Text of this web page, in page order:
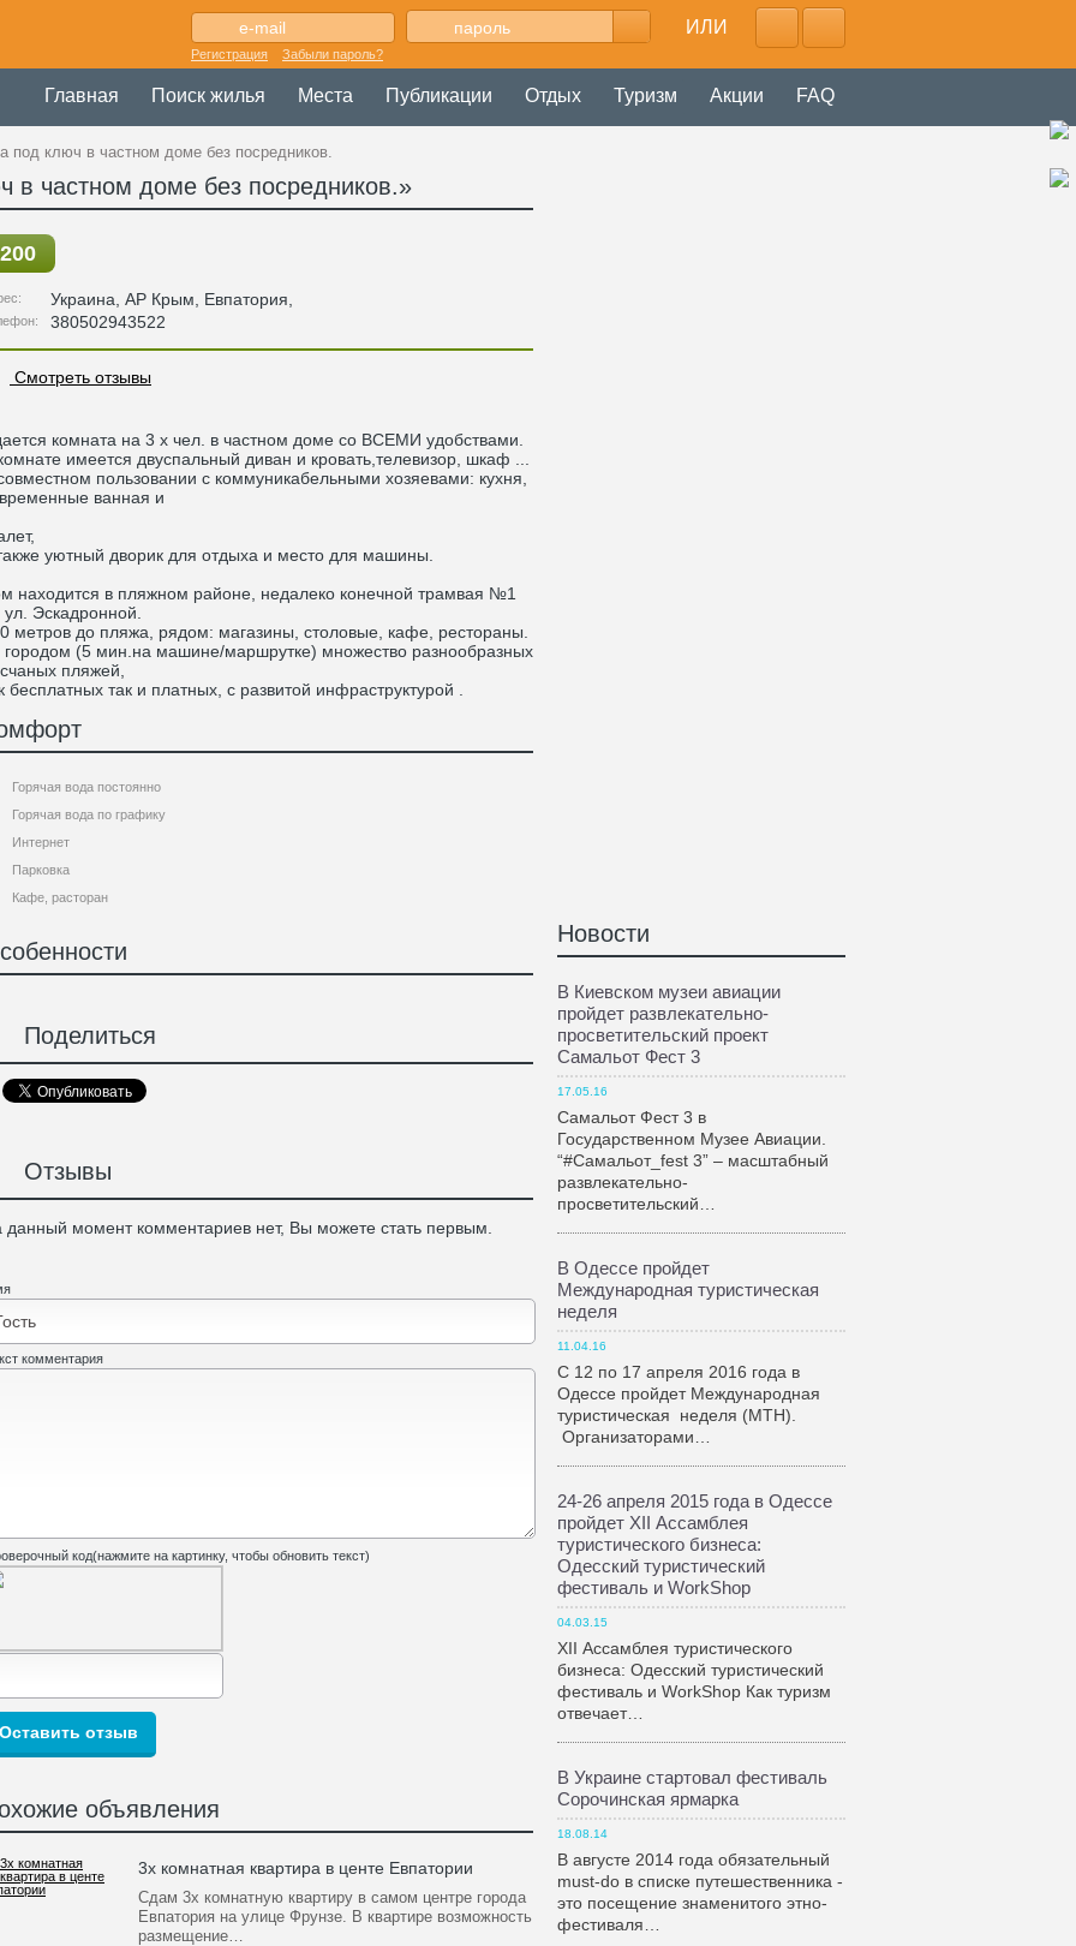
ИЛИ
Регистрация Забыли пароль?
Главная Поиск жилья Места Публикации Отдых Туризм Акции FAQ
под ключ в частном доме без посредников.
в частном доме без посредников.»
200
Украина АР Крым , Евпатория,
380502943522
Смотреть отзывы
комната на 3 х чел. в частном доме со ВСЕМИ удобствами.
имеется двуспальный диван и кровать,телевизор, шкаф ...
пользовании с коммуникабельными хозяевами: кухня,
ванная и
уютный дворик для отдыха и место для машины.
находится в пляжном районе, недалеко конечной трамвая №1
ул. Эскадронной.
метров до пляжа, рядом: магазины, столовые, кафе, рестораны.
городом (5 мин.на машине/маршрутке) множество разнообразных
пляжей,
бесплатных так и платных, с развитой инфраструктурой .
Горячая вода постоянно
Горячая вода по графику
Интернет
Парковка
Кафе, расторан
Поделиться
Отзывы
данный момент комментариев нет, Вы можете стать первым.
комментария
код(нажмите на картинку, чтобы обновить текст)
объявления
3х комнатная квартира в центе Евпатории
Сдам 3х комнатную квартиру в самом центре города
Евпатория на улице Фрунзе. В квартире возможность
размещение…
Новости
В Киевском музеи авиации
пройдет развлекательно-
просветительский проект
Самальот Фест 3
17.05.16
Самальот Фест 3 в
Государственном Музее Авиации.
“#Самальот_fest 3” – масштабный
развлекательно-
просветительский…
В Одессе пройдет
Международная туристическая
неделя
11.04.16
С 12 по 17 апреля 2016 года в
Одессе пройдет Международная
туристическая неделя (МТН).
Организаторами…
24-26 апреля 2015 года в Одессе
пройдет XII Ассамблея
туристического бизнеса:
Одесский туристический
фестиваль и WorkShop
04.03.15
XII Ассамблея туристического
бизнеса: Одесский туристический
фестиваль и WorkShop Как туризм
отвечает…
В Украине стартовал фестиваль
Сорочинская ярмарка
18.08.14
В августе 2014 года обязательный
must-do в списке путешественника -
это посещение знаменитого этно-
фестиваля…